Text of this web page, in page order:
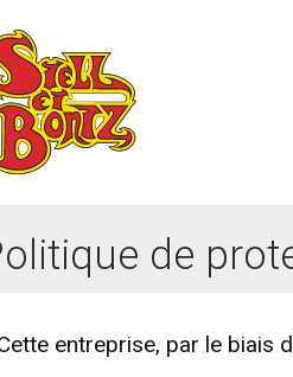
de
entreprise, par le biais